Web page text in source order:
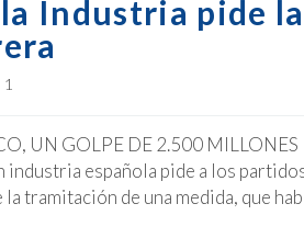
Industria pide la
1
UN GOLPE DE 2.500 MILLONES
industria española pide a los
tramitación de una medida, que